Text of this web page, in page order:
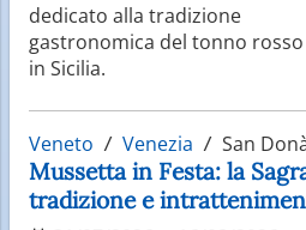
dedicato alla tradizione
gastronomica del tonno rosso
in Sicilia.
Veneto Venezia San
Mussetta in Festa: la
tradizione e